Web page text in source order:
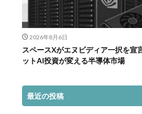
2026年8月6日
スペースXがエヌビディア一択を
ットAI投資が変える半導体市場
最近の投稿